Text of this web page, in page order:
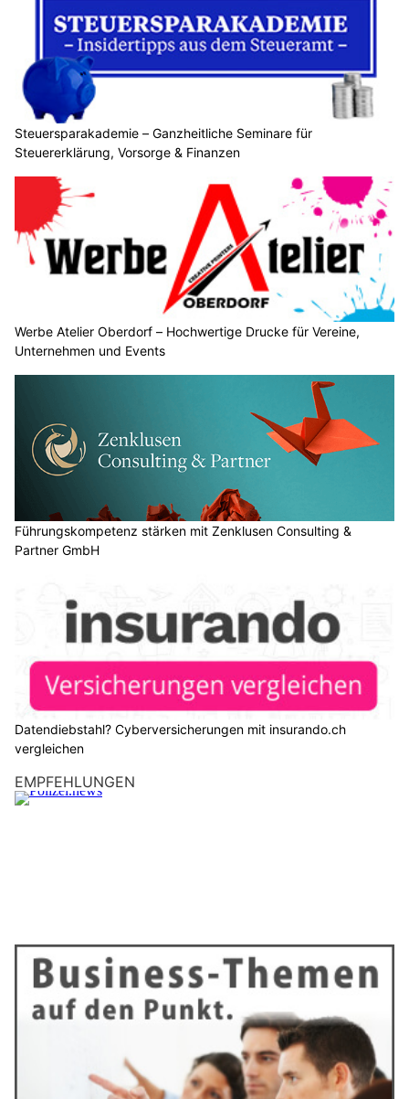
Steuersparakademie – Ganzheitliche Seminare für
Steuererklärung, Vorsorge & Finanzen
Werbe Atelier Oberdorf – Hochwertige Drucke für Vereine,
Unternehmen und Events
Führungskompetenz stärken mit Zenklusen Consulting &
Partner GmbH
Datendiebstahl? Cyberversicherungen mit insurando.ch
vergleichen
EMPFEHLUNGEN